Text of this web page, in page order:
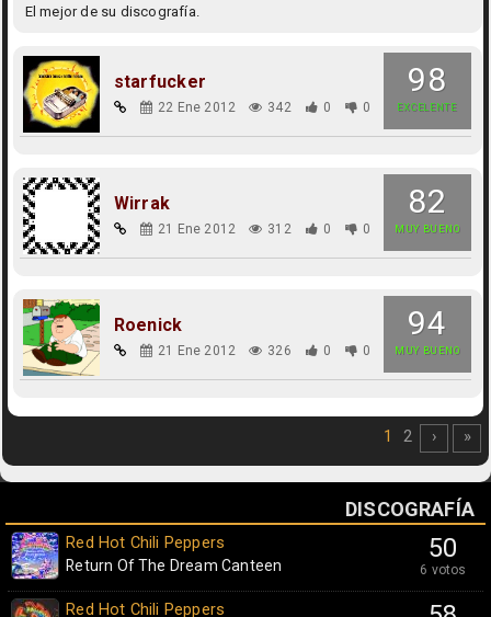
El mejor de su discografía.
98
EXCELENTE
starfucker
22 Ene 2012 342 0 0
82
MUY BUENO
Wirrak
21 Ene 2012 312 0 0
94
MUY BUENO
Roenick
21 Ene 2012 326 0 0
1 2 › »
DISCOGRAFÍA
50
6 votos
Red Hot Chili Peppers
Return Of The Dream Canteen
Red Hot Chili Peppers